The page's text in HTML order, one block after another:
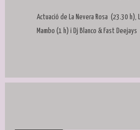
Actuació de La Nevera Rosa (23.30 h),
Mambo (1 h) i Dj Blanco & Fast Deejays